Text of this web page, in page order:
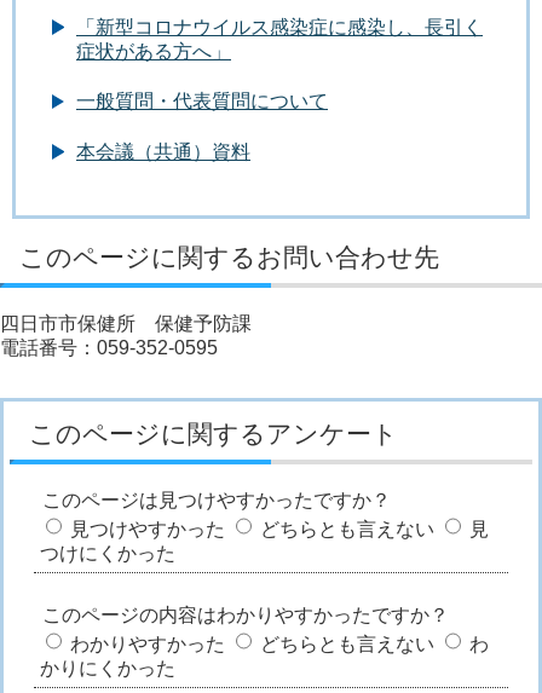
「新型コロナウイルス感染症に感染し、長引く
症状がある方へ」
一般質問・代表質問について
本会議（共通）資料
このページに関するお問い合わせ先
四日市市保健所 保健予防課
電話番号：059-352-0595
このページに関するアンケート
このページは見つけやすかったですか？
見つけやすかった
どちらとも言えない
見
つけにくかった
このページの内容はわかりやすかったですか？
わかりやすかった
どちらとも言えない
わ
かりにくかった